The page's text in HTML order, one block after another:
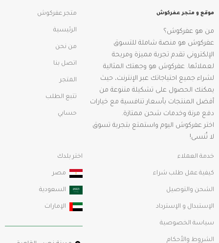
موقع و متجر عفركوش
من هو عفركوش؟
عفركوش هو منصة شاملة للتسوق
الإلكتروني تقدم تجربة مميزة ومريحة
لعملائها. عفركوش هو وجهتك المثالية
لشراء جميع احتياجاتك عبر الإنترنت، حيث
يمكنك الحصول على تشكيلة متنوعة من
أفضل المنتجات بأسعار تنافسية مع خيارات
دفع مرنة وخدمات شحن ممتازة.
اختر عفركوش اليوم واستمتع بتجربة تسوق
لا تُنسى!
متجر عفركوش
الرئيسية
من نحن
اتصل بنا
المتجر
تتبع الطلب
حسابي
خدمة العملاء
كيفية عمل طلب شراء
الشحن والتوصيل
الإستبدال و الإسترداد
سياسة الخصوصية
الشروط والأحكام
اختر بلدك
مصر
السعودية
الإمارات